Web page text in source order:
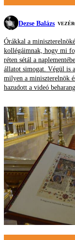
Dezse Balázs
Órákkal a
kollégáimnak, hogy mi
réten sétál a
állatot simogat. Végül is
milyen a miniszterelnök
hazudott a videó